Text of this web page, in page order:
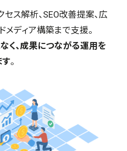
セス解析、SEO改善提案、広
メディア構築まで支援。
く、成果につながる運用を
す。